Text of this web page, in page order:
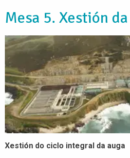
Mesa 5. Xestión
Xestión do ciclo integral da auga